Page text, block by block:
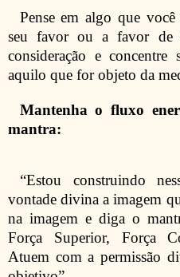
Pense em algo que
seu favor ou a favor de
consideração e
aquilo que for objeto da
Mantenha o fluxo
mantra:
“Estou construindo
vontade divina a imagem
na imagem e diga o
Força Superior, Força
Atuem com a permissão